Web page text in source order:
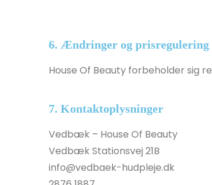
6. Ændringer og prisregulering
House Of Beauty forbeholder sig
7. Kontaktoplysninger
Vedbæk – House Of Beauty
Vedbæk Stationsvej 21B
info@vedbaek-hudpleje.dk